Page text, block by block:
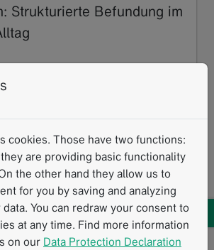
Strukturierte Befundung im
Direktorin des Instituts für
cookies. Those have two functions:
are providing basic functionality
the other hand they allow us to
for you by saving and analyzing
You can redraw your consent to
at any time. Find more information
on our Data Protection Declaration